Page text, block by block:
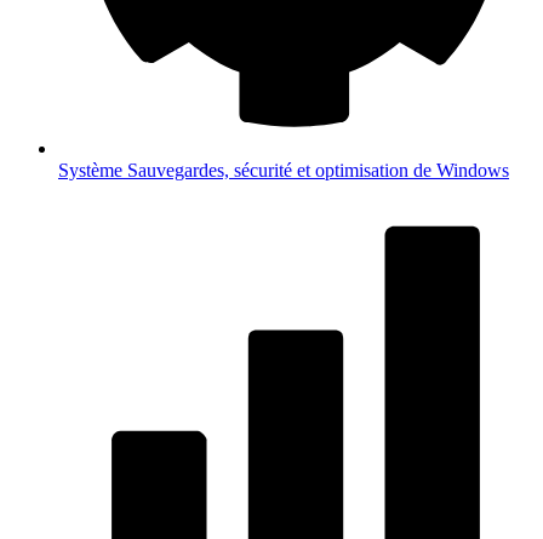
Système Sauvegardes, sécurité et optimisation de Windows